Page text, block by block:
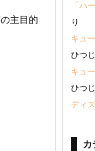
主目的
「ハ
り
キュ
ひつ
キュ
ひつ
ディ
カ